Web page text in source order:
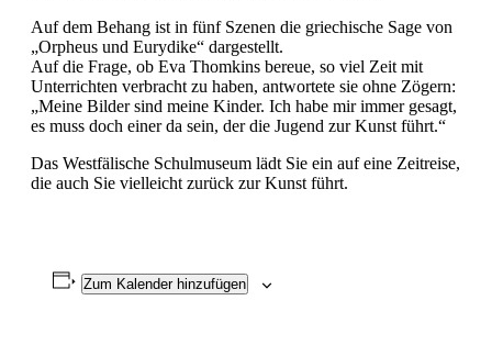
Auf dem Behang ist in fünf Szenen die griechische Sage von
„Orpheus und Eurydike“ dargestellt.
Auf die Frage, ob Eva Thomkins bereue, so viel Zeit mit
Unterrichten verbracht zu haben, antwortete sie ohne Zögern:
„Meine Bilder sind meine Kinder. Ich habe mir immer gesagt,
es muss doch einer da sein, der die Jugend zur Kunst führt.“
Das Westfälische Schulmuseum lädt Sie ein auf eine Zeitreise,
die auch Sie vielleicht zurück zur Kunst führt.
Zum Kalender hinzufügen